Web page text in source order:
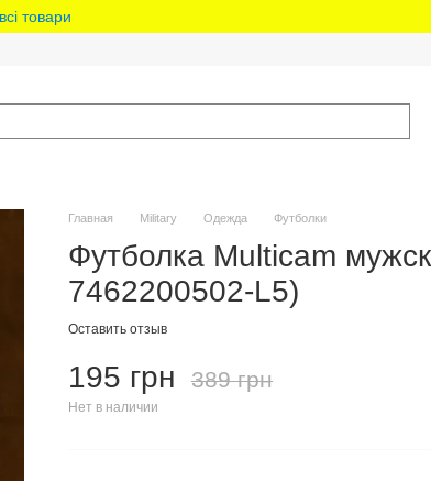
товари
Главная Military Одежда Футболки
Футболка Multicam
7462200502-L5)
Оставить отзыв
195 грн 389 грн
Нет в наличии